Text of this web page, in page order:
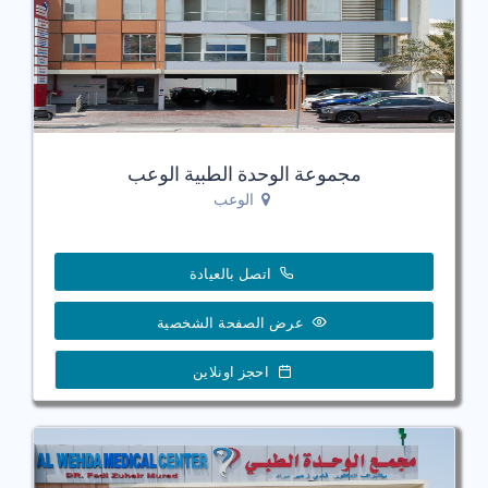
مجموعة الوحدة الطبية الوعب
الوعب
اتصل بالعيادة
عرض الصفحة الشخصية
احجز اونلاين